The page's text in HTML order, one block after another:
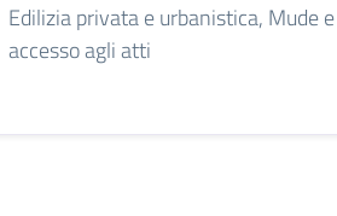
Edilizia privata e urbanistica, Mude e
accesso agli atti